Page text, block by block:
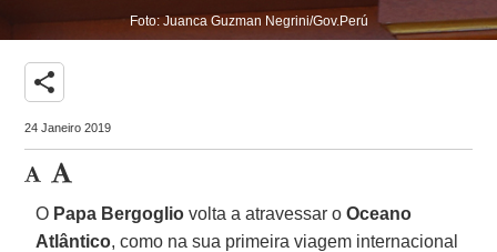
Foto: Juanca Guzman Negrini/Gov.Perú
share
24 Janeiro 2019
O Papa Bergoglio volta a atravessar oOceano
Atlântico, como na sua primeira viagem internacional